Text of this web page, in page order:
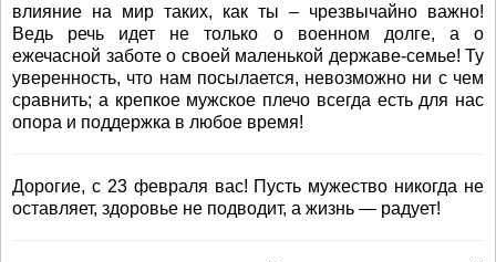
влияние на мир таких, как ты – чрезвычайно важно!
Ведь речь идет не только о военном долге, а о
ежечасной заботе о своей маленькой державе-семье! Ту
уверенность, что нам посылается, невозможно ни с чем
сравнить; а крепкое мужское плечо всегда есть для нас
опора и поддержка в любое время!
Дорогие, с 23 февраля вас! Пусть мужество никогда не
оставляет, здоровье не подводит, а жизнь — радует!